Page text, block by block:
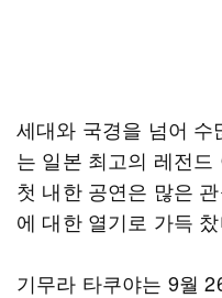
세대와 국경을 넘어
는 일본 최고의 레전
첫 내한 공연은 많은
에 대한 열기로 가득
기무라 타쿠야는 9월